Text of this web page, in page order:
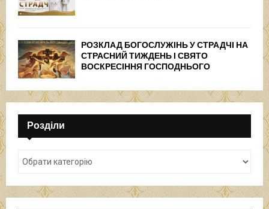
РОЗКЛАД БОГОСЛУЖІНЬ У СТРАДЧІ НА
СТРАСНИЙ ТИЖДЕНЬ І СВЯТО
ВОСКРЕСІННЯ ГОСПОДНЬОГО
Розділи